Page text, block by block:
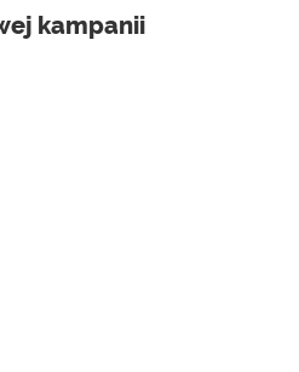
kampanii